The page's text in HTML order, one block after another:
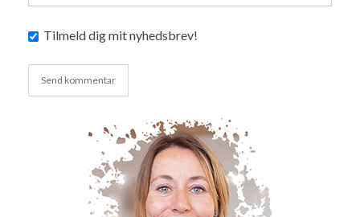
Tilmeld dig mit nyhedsbrev!